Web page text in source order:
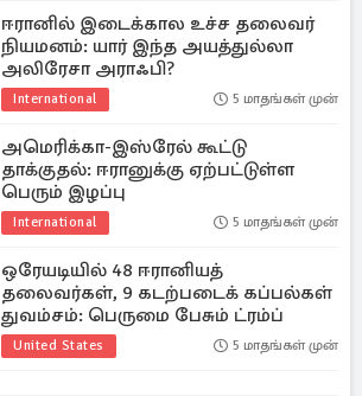
ஈரானில் இடைக்கால உச்ச தலைவர்
நியமனம்: யார் இந்த அயத்துல்லா
அலிரேசா அராஃபி?
International 5 மாதங்கள் முன்
அமெரிக்கா-இஸ்ரேல் கூட்டு
தாக்குதல்: ஈரானுக்கு ஏற்பட்டுள்ள
பெரும் இழப்பு
International 5 மாதங்கள் முன்
ஒரேயடியில் 48 ஈரானியத்
தலைவர்கள், 9 கடற்படைக் கப்பல்கள்
துவம்சம்: பெருமை பேசும் ட்ரம்ப்
United States 5 மாதங்கள் முன்